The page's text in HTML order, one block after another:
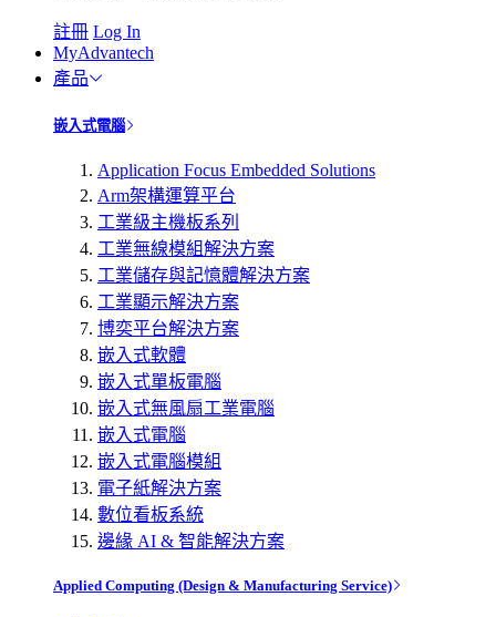
註冊 Log In
MyAdvantech
產品
嵌入式電腦
Application Focus Embedded Solutions
Arm架構運算平台
工業級主機板系列
工業無線模組解決方案
工業儲存與記憶體解決方案
工業顯示解決方案
博奕平台解決方案
嵌入式軟體
嵌入式單板電腦
嵌入式無風扇工業電腦
嵌入式電腦
嵌入式電腦模組
電子紙解決方案
數位看板系統
邊緣 AI & 智能解決方案
Applied Computing (Design & Manufacturing Service)